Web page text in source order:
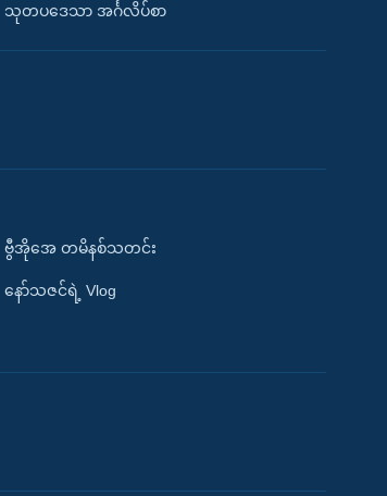
သုတပဒေသာ အင်္ဂလိပ်စာ
ဗွီအိုအေ တမိနစ်သတင်း
နော်သဇင်ရဲ့ Vlog